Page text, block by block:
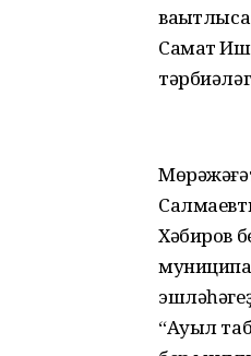
Самат
Хәбиров
“Ауыл